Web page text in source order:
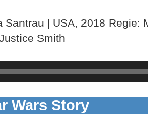
Santrau | USA, 2018 Regie:
Smith
Wars Story